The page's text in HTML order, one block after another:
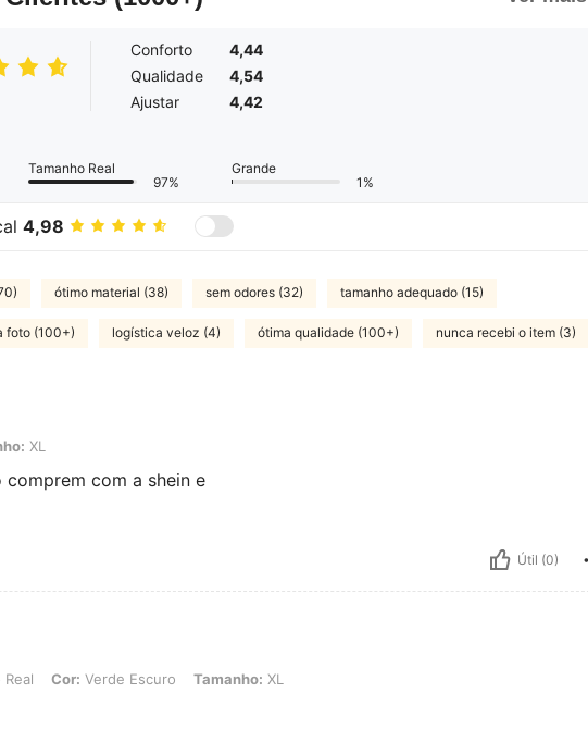
Conforto
4,44
Qualidade
4,54
Ajustar
4,42
Tamanho Real
97%
Grande
1%
4,98
ótimo material (38) sem odores (32) tamanho adequado (15)
foto (100+) logística veloz (4) ótima qualidade (100+) nunca recebi o item (3)
XL
comprem com a shein e
Útil (0)
Cor: Verde Escuro, Tamanho: XL
Real Cor: Verde Escuro Tamanho: XL